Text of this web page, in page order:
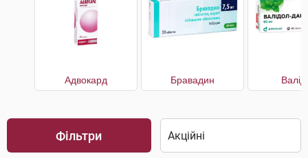
Адвокард Бравадин
Фільтри